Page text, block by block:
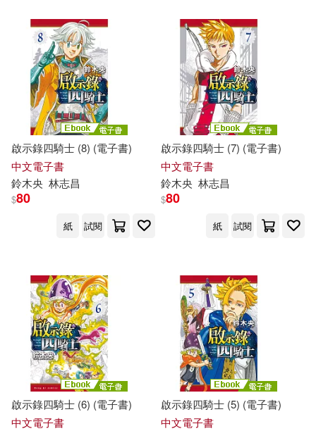
啟示錄四騎士 (8) (電子書)
中文電子書
鈴木央 林志昌
$80
紙 試閱
啟示錄四騎士 (7) (電子書)
中文電子書
鈴木央 林志昌
$80
紙 試閱
啟示錄四騎士 (6) (電子書)
中文電子書
啟示錄四騎士 (5) (電子書)
中文電子書